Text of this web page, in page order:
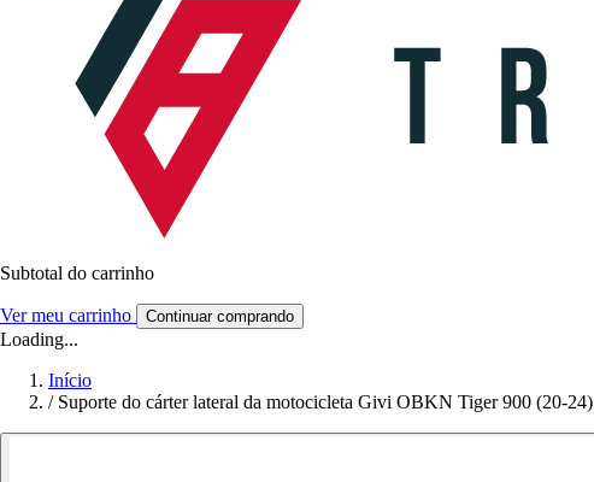
Subtotal do carrinho
Ver meu carrinho Continuar comprando
Loading...
Início
/ Suporte do cárter lateral da motocicleta Givi OBKN Tiger 900 (20-24)